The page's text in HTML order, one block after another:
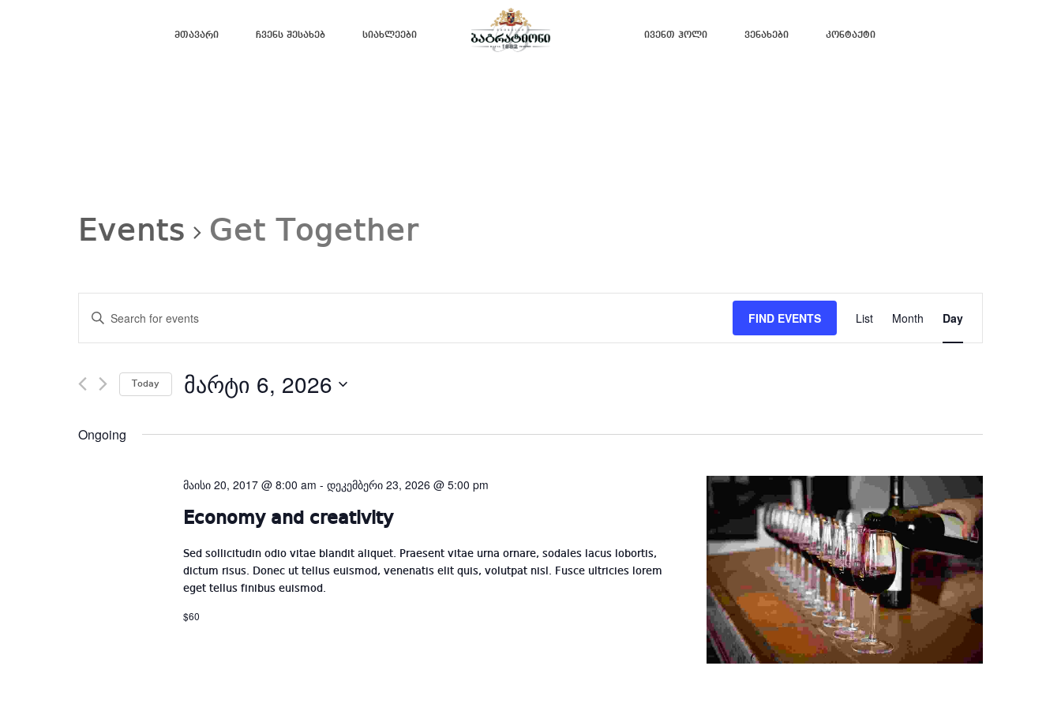
Მთავარი Ჩვენს Შესახებ Სიახლეები Ივენთ Ჰოლი Ვენახები Კონტაქტი
Events Get Together
Events
and
Views
Enter
for
Keyword.
FIND EVENTS
Views
List Month Day
Today ᲛᲐᲠᲢᲘ 6, 2026
Ongoing
მაისი 20, 2017 @ 8:00 am - დეკემბერი 23, 2026 @ 5:00 pm
Economy and creativity
Sed sollicitudin odio vitae blandit aliquet. Praesent vitae urna ornare, sodales lacus lobortis,
dictum risus. Donec ut tellus euismod, venenatis elit quis, volutpat nisl. Fusce ultricies lorem
eget tellus finibus euismod.
$60